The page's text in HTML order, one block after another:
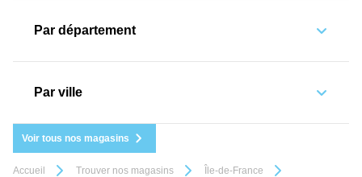
Par département
Par ville
Voir tous nos magasins
Accueil Trouver nos magasins
Île-de-France